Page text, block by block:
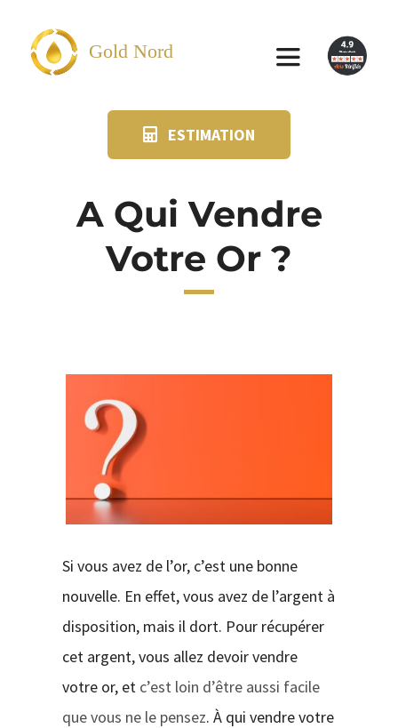
contenu
Gold Nord
Toggle
SUIVI KIT POSTAL
NOS AGENCES
ESTIMATION
A Qui Vendre
Votre Or ?
Si vous avez de l’or, c’est une bonne
nouvelle. En effet, vous avez de l’argent à
disposition, mais il dort. Pour récupérer
cet argent, vous allez devoir vendre
votre or, et c’est loin d’être aussi facile
que vous ne le pensez. À qui vendre votre